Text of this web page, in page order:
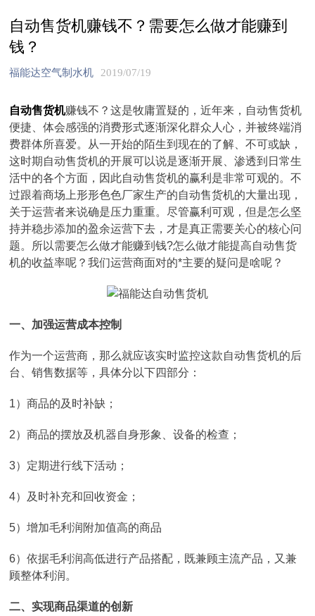
自动售货机赚钱不？需要怎么做才能赚到
钱？
福能达空气制水机 2019/07/19
自动售货机赚钱不？这是牧庸置疑的，近年来，自动售货机
便捷、体会感强的消费形式逐渐深化群众人心，并被终端消
费群体所喜爱。从一开始的陌生到现在的了解、不可或缺，
这时期自动售货机的开展可以说是逐渐开展、渗透到日常生
活中的各个方面，因此自动售货机的赢利是非常可观的。不
过跟着商场上形形色色厂家生产的自动售货机的大量出现，
关于运营者来说确是压力重重。尽管赢利可观，但是怎么坚
持并稳步添加的盈余运营下去，才是真正需要关心的核心问
题。所以需要怎么做才能赚到钱?怎么做才能提高自动售货
机的收益率呢？我们运营商面对的*主要的疑问是啥呢？
一、加强运营成本控制
作为一个运营商，那么就应该实时监控这款自动售货机的后
台、销售数据等，具体分以下四部分：
1）商品的及时补缺；
2）商品的摆放及机器自身形象、设备的检查；
3）定期进行线下活动；
4）及时补充和回收资金；
5）增加毛利润附加值高的商品
6）依据毛利润高低进行产品搭配，既兼顾主流产品，又兼
顾整体利润。
二、实现商品渠道的创新